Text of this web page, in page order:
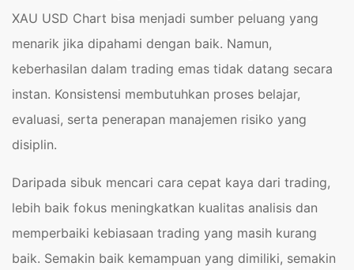
XAU USD Chart bisa menjadi sumber peluang yang
menarik jika dipahami dengan baik. Namun,
keberhasilan dalam trading emas tidak datang secara
instan. Konsistensi membutuhkan proses belajar,
evaluasi, serta penerapan manajemen risiko yang
disiplin.
Daripada sibuk mencari cara cepat kaya dari trading,
lebih baik fokus meningkatkan kualitas analisis dan
memperbaiki kebiasaan trading yang masih kurang
baik. Semakin baik kemampuan yang dimiliki, semakin